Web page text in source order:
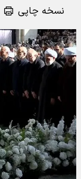
نسخه چاپی